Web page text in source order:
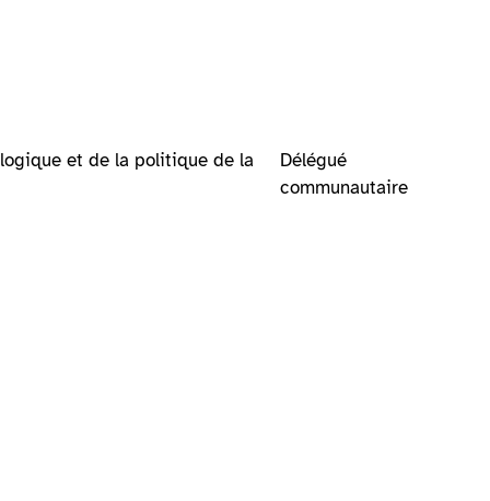
et de la politique de la
Délégué
communautaire